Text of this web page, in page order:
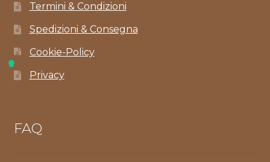
Termini & Condizioni
Spedizioni & Consegna
Cookie-Policy
Privacy
FAQ